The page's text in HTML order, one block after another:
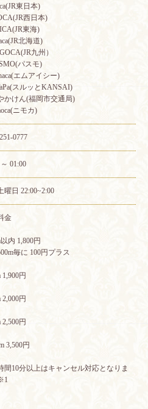
東日本)
西日本)
東海)
北海道)
九州）
パスモ)
エムアイシー)
スルッとKANSAI)
かけん(福岡市交通局)
ニモカ)
0777
01:00
曜日 22:00~2:00
金
内 1,800円
毎に 100円プラス
1,900円
2,000円
2,500円
3,500円
間10分以上はキャンセル対応となりま